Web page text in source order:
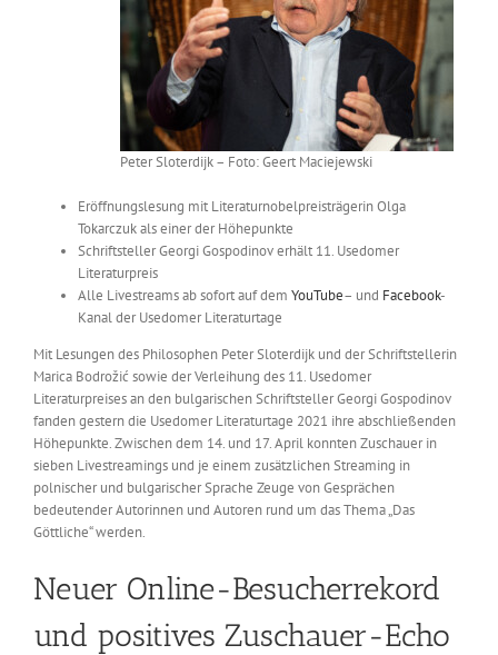
Peter Sloterdijk – Foto: Geert Maciejewski
Eröffnungslesung mit Literaturnobelpreisträgerin Olga
Tokarczuk als einer der Höhepunkte
Schriftsteller Georgi Gospodinov erhält 11. Usedomer
Literaturpreis
Alle Livestreams ab sofort auf dem YouTube– und Facebook-
Kanal der Usedomer Literaturtage
Mit Lesungen des Philosophen Peter Sloterdijk und der Schriftstellerin
Marica Bodrožić sowie der Verleihung des 11. Usedomer
Literaturpreises an den bulgarischen Schriftsteller Georgi Gospodinov
fanden gestern die Usedomer Literaturtage 2021 ihre abschließenden
Höhepunkte. Zwischen dem 14. und 17. April konnten Zuschauer in
sieben Livestreamings und je einem zusätzlichen Streaming in
polnischer und bulgarischer Sprache Zeuge von Gesprächen
bedeutender Autorinnen und Autoren rund um das Thema „Das
Göttliche“ werden.
Neuer Online-Besucherrekord
und positives Zuschauer-Echo